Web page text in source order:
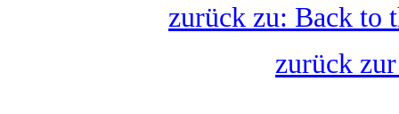
zurück zu: Back to
zurück